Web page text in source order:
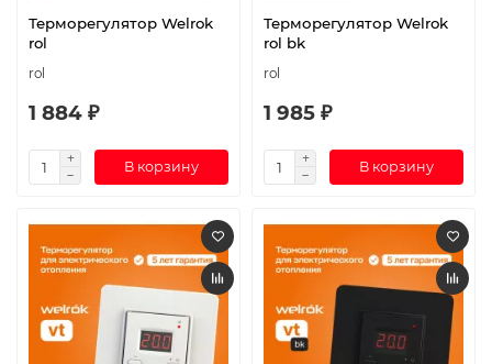
Терморегулятор Welrok
rol
rol
1 884 ₽
В корзину
Терморегулятор Welrok
rol bk
rol
1 985 ₽
В корзину